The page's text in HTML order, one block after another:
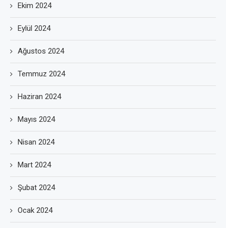
Ekim 2024
Eylül 2024
Ağustos 2024
Temmuz 2024
Haziran 2024
Mayıs 2024
Nisan 2024
Mart 2024
Şubat 2024
Ocak 2024